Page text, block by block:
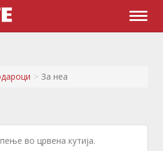
За неа
во црвена кутија.